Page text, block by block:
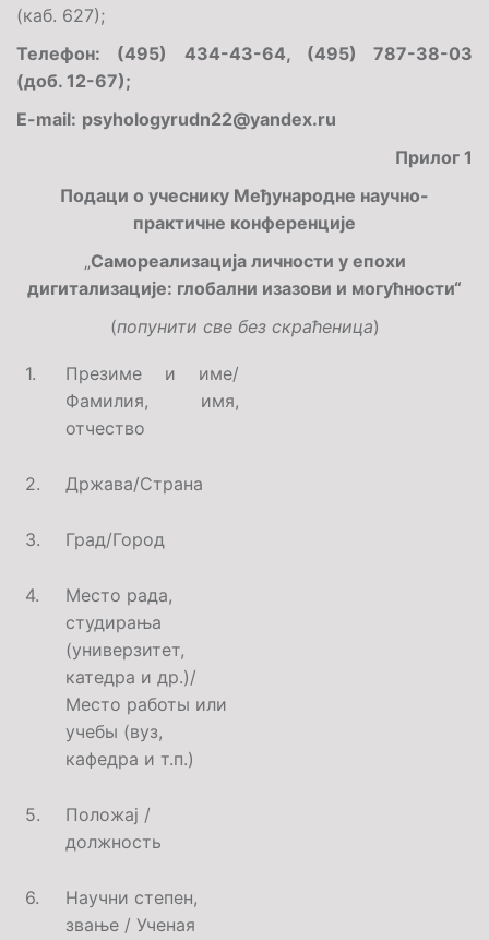
(каб. 627);
Телефон: (495) 434-43-64, (495) 787-38-03
(доб. 12-67);
E-mail: psyhologyrudn22@yandex.ru
Прилог 1
Подаци о учеснику Међународне научно-
практичне конференције
„Самореализација личности у епохи
дигитализације: глобални изазови и могућности“
(попунити све без скраћеница)
1.
Презиме и име/
Фамилия, имя,
отчество
2. Држава/Страна
3. Град/Город
4.
Место рада,
студирања
(универзитет,
катедра и др.)/
Место работы или
учебы (вуз,
кафедра и т.п.)
5.
Положај /
должность
6.
Научни степен,
звање / Ученая